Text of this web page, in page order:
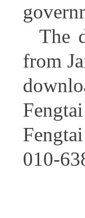
The
from
010-